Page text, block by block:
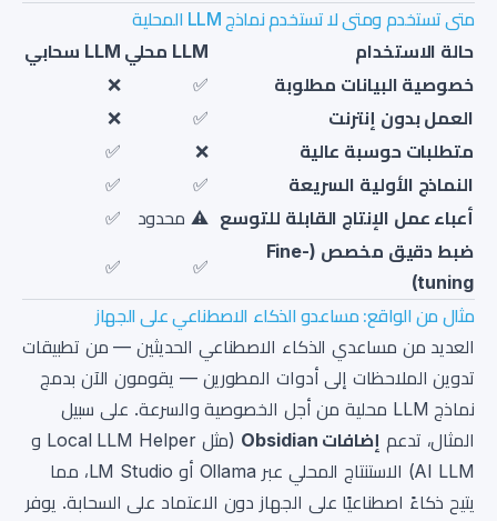
متى تستخدم ومتى لا تستخدم نماذج LLM المحلية
حالة الاستخدام
LLM محلي
LLM سحابي
خصوصية البيانات مطلوبة
✅
❌
العمل بدون إنترنت
✅
❌
متطلبات حوسبة عالية
❌
✅
النماذج الأولية السريعة
✅
✅
أعباء عمل الإنتاج القابلة للتوسع ⚠️ محدود
✅
ضبط دقيق مخصص (Fine-
tuning)
✅
✅
مثال من الواقع: مساعدو الذكاء الاصطناعي على الجهاز
العديد من مساعدي الذكاء الاصطناعي الحديثين — من تطبيقات
تدوين الملاحظات إلى أدوات المطورين — يقومون الآن بدمج
نماذج LLM محلية من أجل الخصوصية والسرعة. على سبيل
المثال، تدعم إضافات Obsidian
(مثل Local LLM Helper و
AI LLM) الاستنتاج المحلي عبر Ollama أو LM Studio، مما
يتيح ذكاءً اصطناعيًا على الجهاز دون الاعتماد على السحابة. يوفر